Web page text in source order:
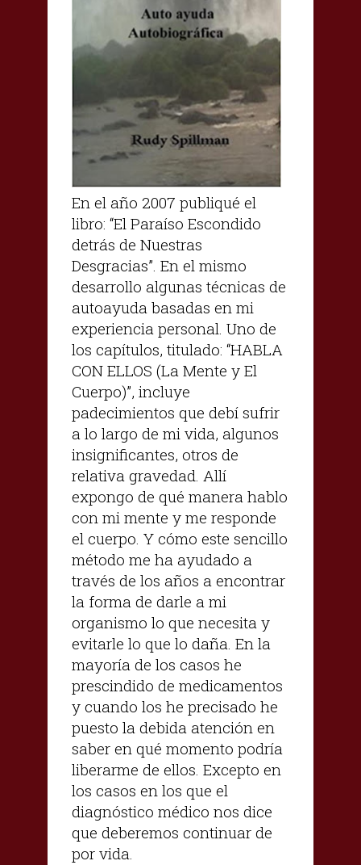
En el año 2007 publiqué el
libro: “El Paraíso Escondido
detrás de Nuestras
Desgracias”. En el mismo
desarrollo algunas técnicas de
autoayuda basadas en mi
experiencia personal. Uno de
los capítulos, titulado: “HABLA
CON ELLOS (La Mente y El
Cuerpo)”, incluye
padecimientos que debí sufrir
a lo largo de mi vida, algunos
insignificantes, otros de
relativa gravedad. Allí
expongo de qué manera hablo
con mi mente y me responde
el cuerpo. Y cómo este sencillo
método me ha ayudado a
través de los años a encontrar
la forma de darle a mi
organismo lo que necesita y
evitarle lo que lo daña. En la
mayoría de los casos he
prescindido de medicamentos
y cuando los he precisado he
puesto la debida atención en
saber en qué momento podría
liberarme de ellos. Excepto en
los casos en los que el
diagnóstico médico nos dice
que deberemos continuar de
por vida.